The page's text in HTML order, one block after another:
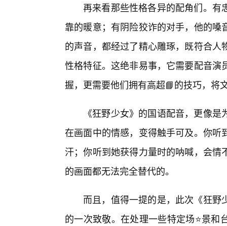
再来看那些性格各异的配角们。有
靠的暖意；有阴险狡诈的对手，他的
的声音，都经过了精心雕琢，既符合
性格特征。这绝非易事，它需要配音
握，更需要他们拥有高超📘的技巧，将
《狂野少女》的国语配音，更像
在画面中的情感，变得触手可及。你
汗；你听到她获得力量时的呐喊，会
的画面都无法完全替代的。
而且，值得一提的是，此次《狂
的一次致敬。在处理一些特定场⭐景